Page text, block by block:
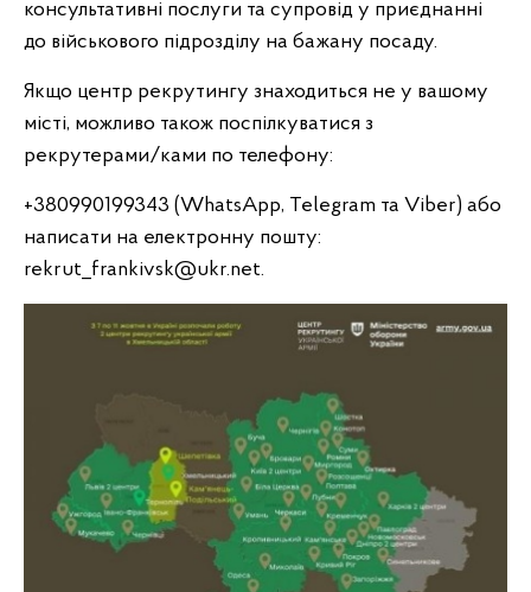
консультативні послуги та супровід у приєднанні
до військового підрозділу на бажану посаду.
Якщо центр рекрутингу знаходиться не у вашому
місті, можливо також поспілкуватися з
рекрутерами/ками по телефону:
+380990199343 (WhatsApp, Telegram та Viber) або
написати на електронну пошту:
rekrut_frankivsk@ukr.net.